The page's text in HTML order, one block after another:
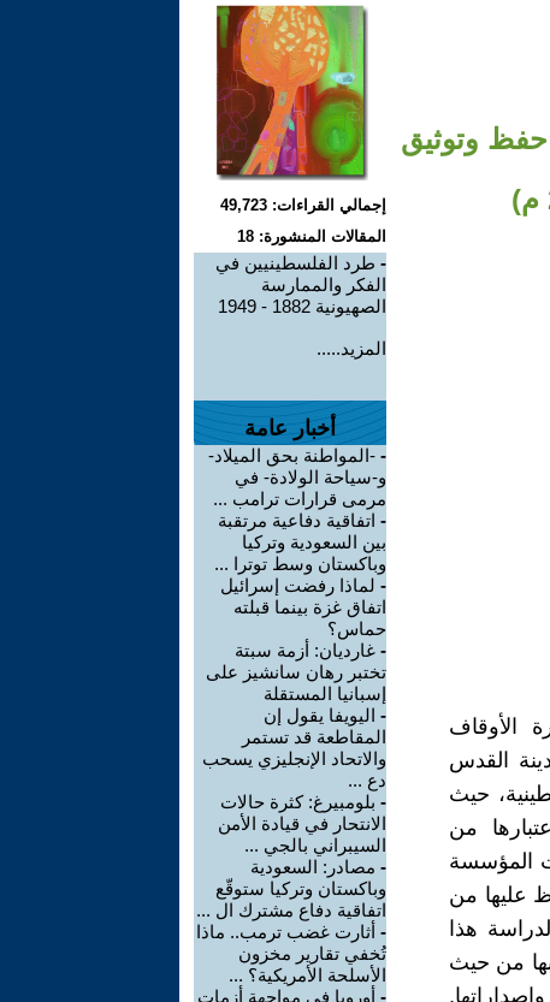
حفظ وتوثيق
الأوقاف
القدس
حيث
من
المؤسسة
عليها من
هذا
من حيث
إجمالي القراءات: 49,723
المقالات المنشورة: 18
- طرد الفلسطينيين في
الفكر والممارسة
الصهيونية 1882 - 1949
المزيد.....
أخبار عامة
- -المواطنة بحق الميلاد-
و-سياحة الولادة- في
مرمى قرارات ترامب ...
- اتفاقية دفاعية مرتقبة
بين السعودية وتركيا
وباكستان وسط توترا ...
- لماذا رفضت إسرائيل
اتفاق غزة بينما قبلته
حماس؟
- غارديان: أزمة سبتة
تختبر رهان سانشيز على
إسبانيا المستقلة
- اليويفا يقول إن
المقاطعة قد تستمر
والاتحاد الإنجليزي يسحب
دع ...
- بلومبيرغ: كثرة حالات
الانتحار في قيادة الأمن
السيبراني بالجي ...
- مصادر: السعودية
وباكستان وتركيا ستوقّع
اتفاقية دفاع مشترك ال ...
- أثارت غضب ترمب.. ماذا
تُخفي تقارير مخزون
الأسلحة الأمريكية؟ ...
- أوروبا في مواجهة أزمات